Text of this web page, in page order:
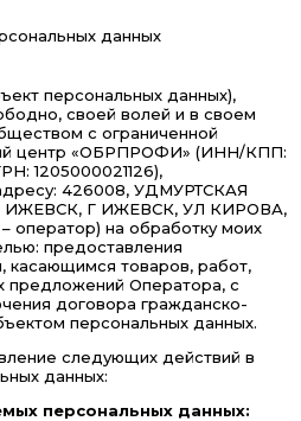
данных
персональных данных),
своей волей и в своем
с ограниченной
центр «ОБРПРОФИ» (ИНН/КПП:
1205000021126),
426008, УДМУРТСКАЯ
Г ИЖЕВСК, УЛ КИРОВА,
оператор) на обработку моих
предоставления
касающимся товаров, работ,
предложений Оператора, с
договора гражданско-
персональных данных.
следующих действий в
данных:
персональных данных: